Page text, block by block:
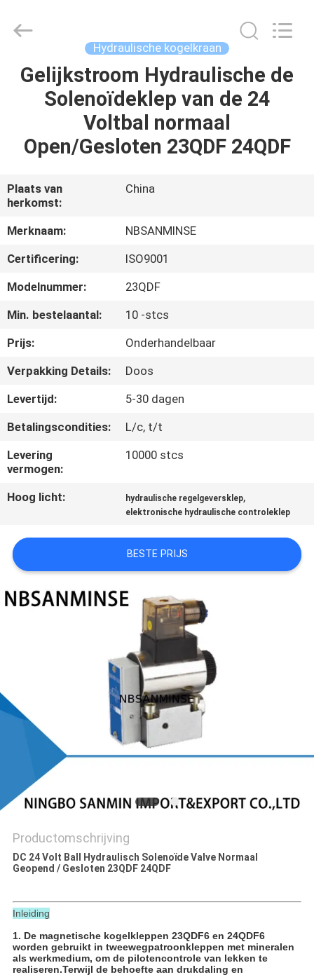
HUIS
PRODUCTEN
ONGEVEER
ONS
FABRIEKSREIS
KWALITEITSCONTROLE
CONTACTEER
ONS
NIEUWS
VERZOEK
OM EEN
CITAAT
PRIVACYBELEID
Export
Co.,Ltd..
Reserved.
Hydraulische kogelkraan
Gelijkstroom Hydraulische de
Solenoïdeklep van de 24
Voltbal normaal
Open/Gesloten 23QDF 24QDF
Plaats van
herkomst:
China
Merknaam:
NBSANMINSE
Certificering:
ISO9001
Modelnummer:
23QDF
Min. bestelaantal:
10 -stcs
Prijs:
Onderhandelbaar
Verpakking Details:
Doos
Levertijd:
5-30 dagen
Betalingscondities:
L/c, t/t
Levering
vermogen:
10000 stcs
Hoog licht: hydraulische regelgeversklep,
elektronische hydraulische controleklep
BESTE PRIJS
Productomschrijving
DC 24 Volt Ball Hydraulisch Solenoïde Valve Normaal
Geopend / Gesloten 23QDF 24QDF
Inleiding
1. De magnetische kogelkleppen 23QDF6 en 24QDF6
worden gebruikt in tweewegpatroonkleppen met mineralen
als werkmedium, om de pilotencontrole van lekken te
realiseren.Terwijl de behoefte aan drukdaling en